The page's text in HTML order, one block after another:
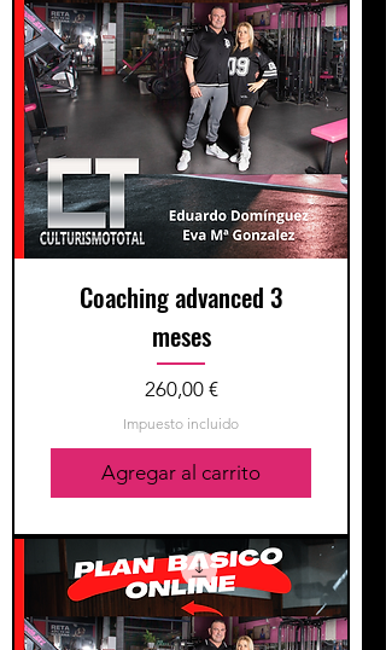
Coaching advanced 3
meses
Precio
260,00 €
Impuesto incluido
Agregar al carrito